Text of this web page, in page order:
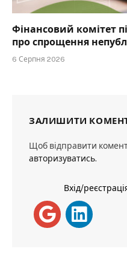
Фінансовий комітет
про спрощення
6 Серпня 2026
ЗАЛИШИТИ
Щоб відправити
авторизуватись.
Вхід/